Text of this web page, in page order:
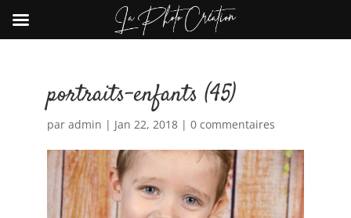
portraits-enfants (45)
par admin | Jan 22, 2018| 0 commentaires